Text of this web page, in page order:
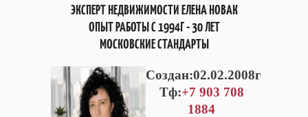
ЭКСПЕРТ НЕДВИЖИМОСТИ ЕЛЕНА НОВАК
ОПЫТ РАБОТЫ С 1994Г - 30 ЛЕТ
МОСКОВСКИЕ СТАНДАРТЫ
Cоздан:02.02.2008г
Тф:+7 903 708
1884